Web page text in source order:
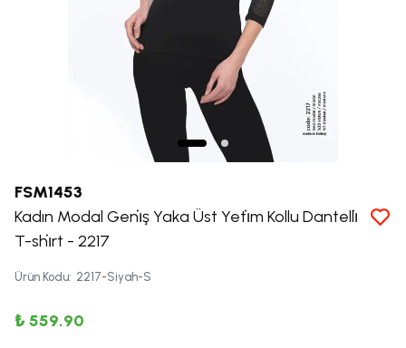
FSM1453
Kadın Modal Geni̇ş Yaka Üst Yeti̇m Kollu Dantelli̇
T-shi̇rt - 2217
Ürün Kodu: 2217-Siyah-S
₺ 559.90